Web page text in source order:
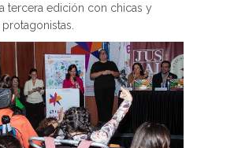
tercera edición con chicas y